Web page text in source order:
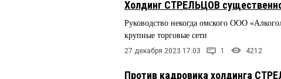
Холдинг СТРЕЛЬЦОВ
Руководство некогда омского ООО
крупные торговые сети
27 декабря 2023 17:03 1 4212
Против кадровика холдинга